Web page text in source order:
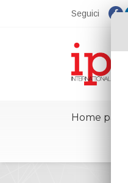
Seguici
Home page